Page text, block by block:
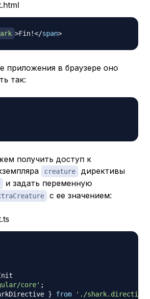
>Fin!</span>
приложения в браузере оно
так:
получить доступ к
creature директивы
и задать переменную
с ее значением:
core' ;
} from './shark.directive'